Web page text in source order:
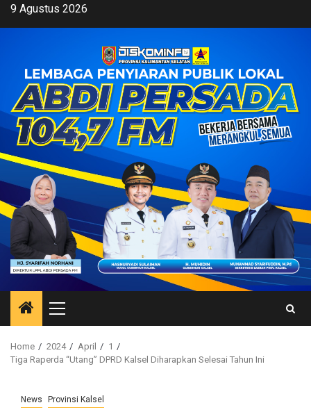
Skip9 Agustus 2026
Primary
Menu
Home 2024 April
1
Tiga Raperda “Utang” DPRD Kalsel Diharapkan Selesai Tahun Ini
News Provinsi Kalsel